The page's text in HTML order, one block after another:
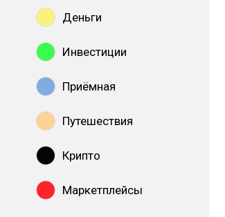
Деньги
Инвестиции
Приёмная
Путешествия
Крипто
Маркетплейсы